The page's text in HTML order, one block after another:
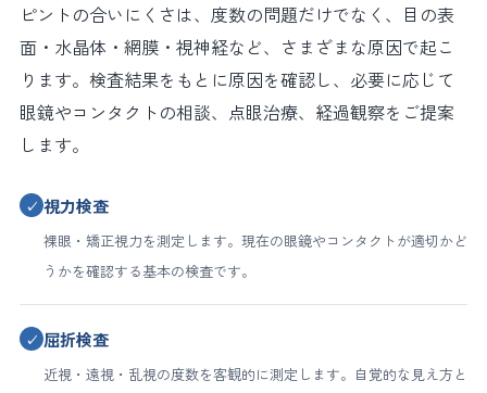
ピントの合いにくさは、度数の問題だけでなく、目の表
面・水晶体・網膜・視神経など、さまざまな原因で起こ
ります。検査結果をもとに原因を確認し、必要に応じて
眼鏡やコンタクトの相談、点眼治療、経過観察をご提案
します。
✓ 視力検査
裸眼・矯正視力を測定します。現在の眼鏡やコンタクトが適切かど
うかを確認する基本の検査です。
✓ 屈折検査
近視・遠視・乱視の度数を客観的に測定します。自覚的な見え方と